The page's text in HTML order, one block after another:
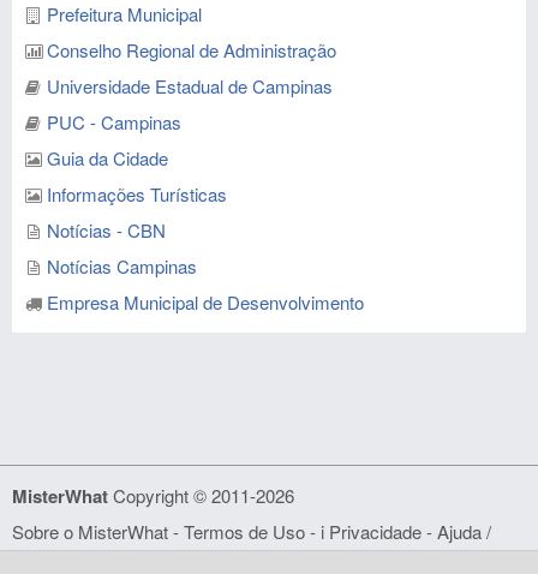
Prefeitura Municipal
Conselho Regional de Administração
Universidade Estadual de Campinas
PUC - Campinas
Guia da Cidade
Informações Turísticas
Notícias - CBN
Notícias Campinas
Empresa Municipal de Desenvolvimento
MisterWhatCopyright © 2011-2026
Sobre o MisterWhat-Termos de Uso- i Privacidade-Ajuda /